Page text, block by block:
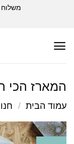
משלוח
המארז הכי
עמוד הבית /